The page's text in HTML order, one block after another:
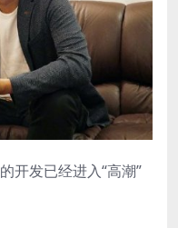
发已经进入“高潮”